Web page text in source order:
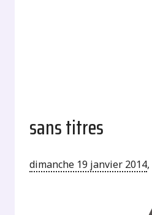
sans titres
dimanche 19 janvier 2014,